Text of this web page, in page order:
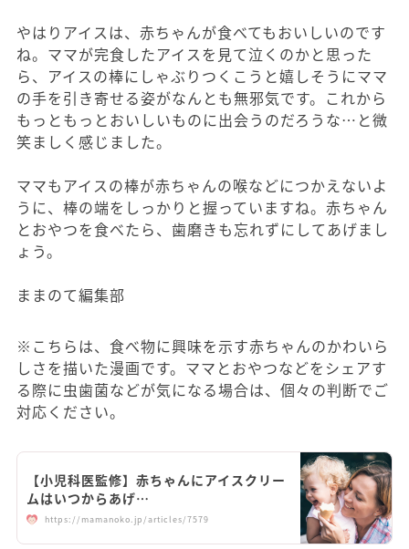
やはりアイスは、赤ちゃんが食べてもおいしいのです
ね。ママが完食したアイスを見て泣くのかと思った
ら、アイスの棒にしゃぶりつくこうと嬉しそうにママ
の手を引き寄せる姿がなんとも無邪気です。これから
もっともっとおいしいものに出会うのだろうな…と微
笑ましく感じました。
ママもアイスの棒が赤ちゃんの喉などにつかえないよ
うに、棒の端をしっかりと握っていますね。赤ちゃん
とおやつを食べたら、歯磨きも忘れずにしてあげまし
ょう。
ままのて編集部
※こちらは、食べ物に興味を示す赤ちゃんのかわいら
しさを描いた漫画です。ママとおやつなどをシェアす
る際に虫歯菌などが気になる場合は、個々の判断でご
対応ください。
【小児科医監修】赤ちゃんにアイスクリー
ムはいつからあげ…
https://mamanoko.jp/articles/7579